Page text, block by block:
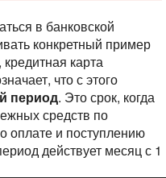
в банковской
конкретный пример
карта
что с этого
период. Это срок, когда
средств по
оплате и поступлению
действует месяц с 1